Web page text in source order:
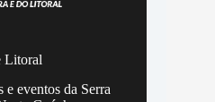
Litoral
eventos da Serra